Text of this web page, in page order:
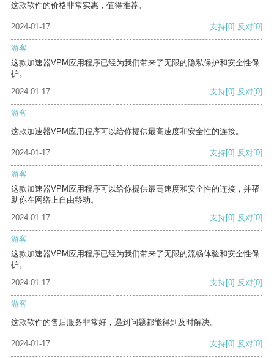
这款软件的价格非常实惠，值得推荐。
2024-01-17 支持[0] 反对[0]
游客
这款加速器VPM应用程序已经为我们带来了无限的隐私保护和安全性保
护。
2024-01-17
支持[0] 反对[0]
游客
这款加速器VPM应用程序可以给你提供最高速度和安全性的连接。
2024-01-17 支持[0] 反对[0]
游客
这款加速器VPM应用程序可以给你提供最高速度和安全性的连接，并帮
助你在网络上自由移动。
2024-01-17
支持[0] 反对[0]
游客
这款加速器VPM应用程序已经为我们带来了无限的流畅体验和安全性保
护。
2024-01-17
支持[0] 反对[0]
游客
这款软件的售后服务非常好，遇到问题都能得到及时解决。
2024-01-17 支持[0] 反对[0]